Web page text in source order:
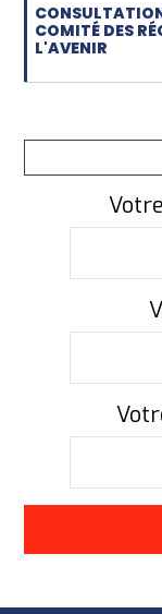
COMITÉ DES
L'AVENIR